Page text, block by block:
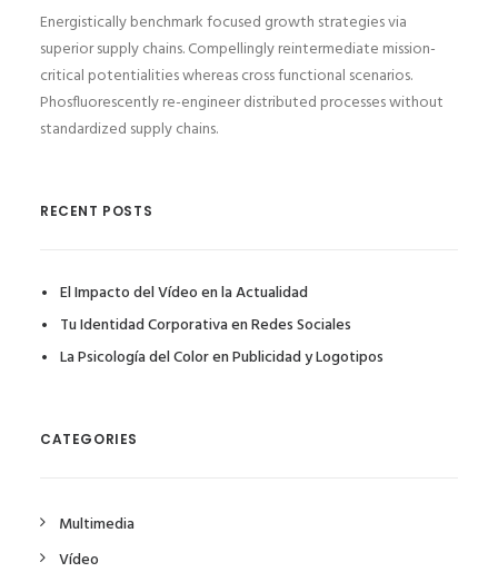
Energistically benchmark focused growth strategies via
superior supply chains. Compellingly reintermediate mission-
critical potentialities whereas cross functional scenarios.
Phosfluorescently re-engineer distributed processes without
standardized supply chains.
RECENT POSTS
El Impacto del Vídeo en la Actualidad
Tu Identidad Corporativa en Redes Sociales
La Psicología del Color en Publicidad y Logotipos
CATEGORIES
Multimedia
Vídeo